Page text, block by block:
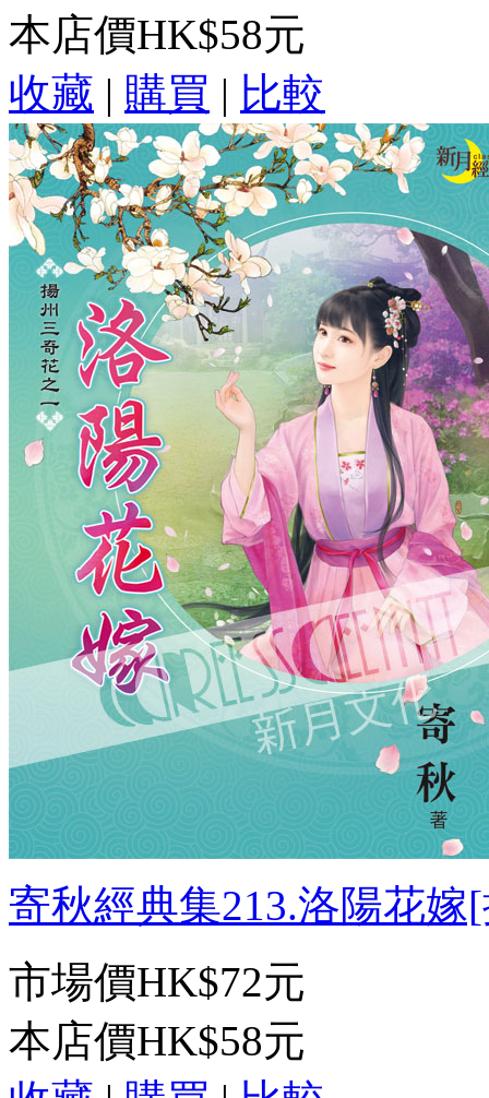
本店價HK$58元
收藏 | 購買 | 比較
寄秋經典集213.洛陽花嫁
市場價HK$72元
本店價HK$58元